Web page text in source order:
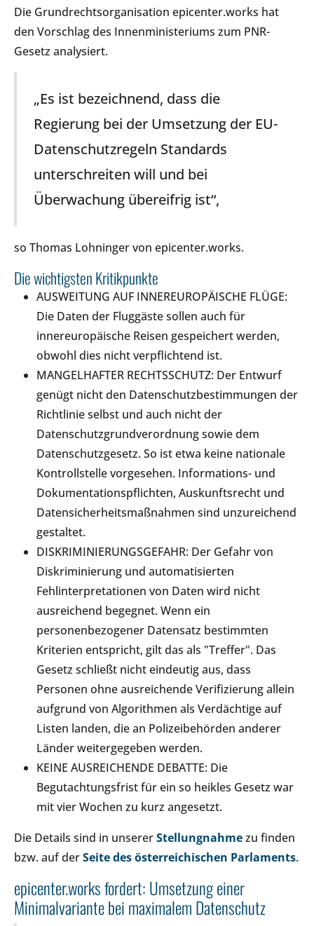
Die Grundrechtsorganisation epicenter.works hat
den Vorschlag des Innenministeriums zum PNR-
Gesetz analysiert.
„Es ist bezeichnend, dass die
Regierung bei der Umsetzung der EU-
Datenschutzregeln Standards
unterschreiten will und bei
Überwachung übereifrig ist“,
so Thomas Lohninger von epicenter.works.
Die wichtigsten Kritikpunkte
AUSWEITUNG AUF INNEREUROPÄISCHE FLÜGE:
Die Daten der Fluggäste sollen auch für
innereuropäische Reisen gespeichert werden,
obwohl dies nicht verpflichtend ist.
MANGELHAFTER RECHTSSCHUTZ: Der Entwurf
genügt nicht den Datenschutzbestimmungen der
Richtlinie selbst und auch nicht der
Datenschutzgrundverordnung sowie dem
Datenschutzgesetz. So ist etwa keine nationale
Kontrollstelle vorgesehen. Informations- und
Dokumentationspflichten, Auskunftsrecht und
Datensicherheitsmaßnahmen sind unzureichend
gestaltet.
DISKRIMINIERUNGSGEFAHR: Der Gefahr von
Diskriminierung und automatisierten
Fehlinterpretationen von Daten wird nicht
ausreichend begegnet. Wenn ein
personenbezogener Datensatz bestimmten
Kriterien entspricht, gilt das als "Treffer". Das
Gesetz schließt nicht eindeutig aus, dass
Personen ohne ausreichende Verifizierung allein
aufgrund von Algorithmen als Verdächtige auf
Listen landen, die an Polizeibehörden anderer
Länder weitergegeben werden.
KEINE AUSREICHENDE DEBATTE: Die
Begutachtungsfrist für ein so heikles Gesetz war
mit vier Wochen zu kurz angesetzt.
Die Details sind in unsererStellungnahmezu finden
bzw. auf derSeite des österreichischen Parlaments.
epicenter.works fordert: Umsetzung einer
Minimalvariante bei maximalem Datenschutz